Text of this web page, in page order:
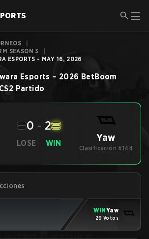
SEASON 3
ESPORTS - MAY 16, 2026
Esports – 2026 BetBoom
CS2 Partido
LOSE
0 - 2
WIN Yaw
Clasificación #144
WINYaw
29 Votos